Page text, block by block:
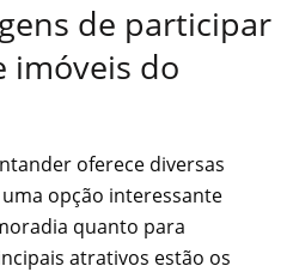
de participar
imóveis do
oferece diversas
opção interessante
quanto para
atrativos estão os